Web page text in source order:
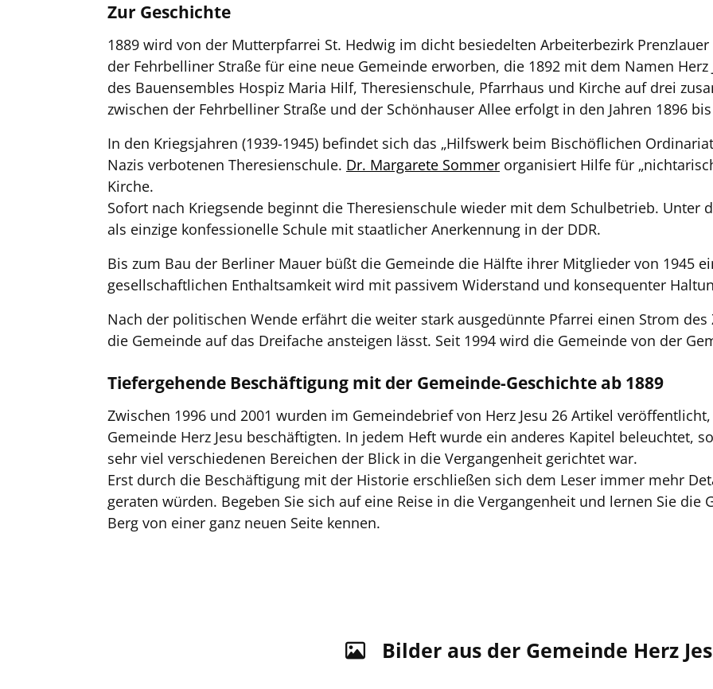
Zur Geschichte
1889 wird von der Mutterpfarrei St. Hedwig im dicht besiedelten Arbeiterbezirk
der Fehrbelliner Straße für eine neue Gemeinde erworben, die 1892 mit dem Namen
des Bauensembles Hospiz Maria Hilf, Theresienschule, Pfarrhaus und Kirche auf drei
zwischen der Fehrbelliner Straße und der Schönhauser Allee erfolgt in den Jahren 1896
In den Kriegsjahren (1939-1945) befindet sich das „Hilfswerk beim Bischöflichen
Nazis verbotenen Theresienschule. Dr. Margarete Sommer organisiert Hilfe für
Kirche.
Sofort nach Kriegsende beginnt die Theresienschule wieder mit dem Schulbetrieb. Unter
als einzige konfessionelle Schule mit staatlicher Anerkennung in der DDR.
Bis zum Bau der Berliner Mauer büßt die Gemeinde die Hälfte ihrer Mitglieder von 1945
gesellschaftlichen Enthaltsamkeit wird mit passivem Widerstand und konsequenter
Nach der politischen Wende erfährt die weiter stark ausgedünnte Pfarrei einen Strom
die Gemeinde auf das Dreifache ansteigen lässt. Seit 1994 wird die Gemeinde von der
Tiefergehende Beschäftigung mit der Gemeinde-Geschichte ab 1889
Zwischen 1996 und 2001 wurden im Gemeindebrief von Herz Jesu 26 Artikel
Gemeinde Herz Jesu beschäftigten. In jedem Heft wurde ein anderes Kapitel beleuchtet,
sehr viel verschiedenen Bereichen der Blick in die Vergangenheit gerichtet war.
Erst durch die Beschäftigung mit der Historie erschließen sich dem Leser immer mehr
geraten würden. Begeben Sie sich auf eine Reise in die Vergangenheit und lernen Sie die
Berg von einer ganz neuen Seite kennen.
Bilder aus der Gemeinde Herz